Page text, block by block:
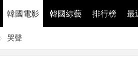
韓國電影 韓國綜藝 排行榜 最
哭聲